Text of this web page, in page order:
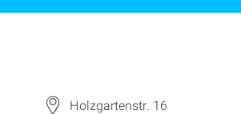
Holzgartenstr. 16